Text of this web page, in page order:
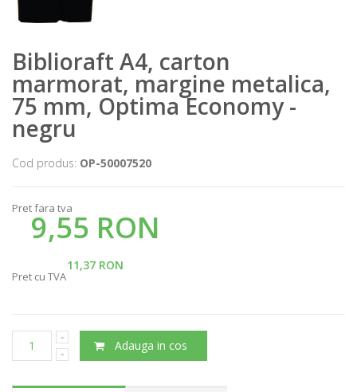
Biblioraft A4, carton
marmorat, margine metalica,
75 mm, Optima Economy -
negru
Cod produs: OP-50007520
Pret fara tva
9,55 RON
11,37 RON
Pret cu TVA
Adauga in cos